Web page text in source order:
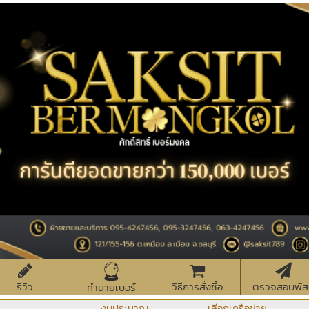
รีวิว ทำนายเบอร์ วิธีการสั่งซื้อ
ตรวจสอบพั